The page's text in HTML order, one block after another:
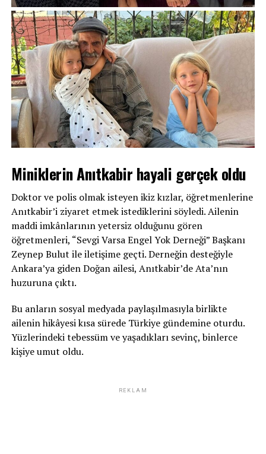
Miniklerin Anıtkabir hayali gerçek oldu
Doktor ve polis olmak isteyen ikiz kızlar, öğretmenlerine
Anıtkabir’i ziyaret etmek istediklerini söyledi. Ailenin
maddi imkânlarının yetersiz olduğunu gören
öğretmenleri, “Sevgi Varsa Engel Yok Derneği” Başkanı
Zeynep Bulut ile iletişime geçti. Derneğin desteğiyle
Ankara’ya giden Doğan ailesi, Anıtkabir’de Ata’nın
huzuruna çıktı.
Bu anların sosyal medyada paylaşılmasıyla birlikte
ailenin hikâyesi kısa sürede Türkiye gündemine oturdu.
Yüzlerindeki tebessüm ve yaşadıkları sevinç, binlerce
kişiye umut oldu.
REKLAM